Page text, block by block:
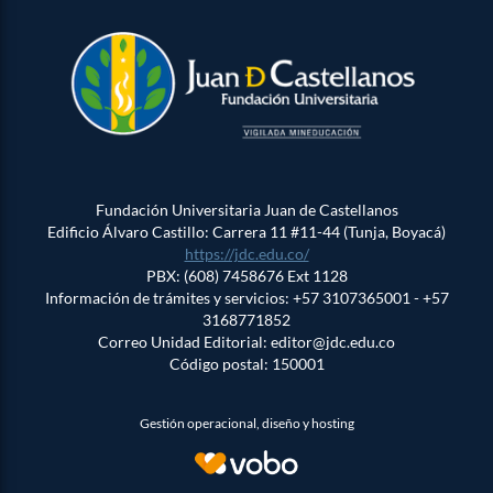
Fundación Universitaria Juan de Castellanos
Edificio Álvaro Castillo: Carrera 11 #11-44 (Tunja, Boyacá)
https://jdc.edu.co/
PBX: (608) 7458676 Ext 1128
Información de trámites y servicios: +57 3107365001 - +57
3168771852
Correo Unidad Editorial: editor@jdc.edu.co
Código postal: 150001
Gestión operacional, diseño y hosting